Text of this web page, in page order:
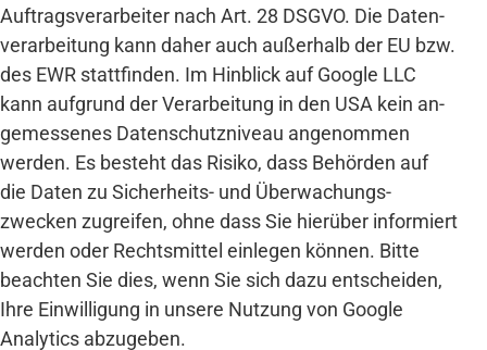
Auftrags­ver­arbeiter nach Art. 28 DSGVO. Die Daten­
ver­arbeitung kann daher auch außer­halb der EU bzw.
des EWR statt­finden. Im Hinblick auf Google LLC
kann auf­grund der Ver­arbeitung in den USA kein an­
ge­messenes Daten­schutz­niveau an­ge­nommen
werden. Es besteht das Risiko, dass Behörden auf
die Daten zu Sicher­heits- und Über­wachungs­
zwecken zugreifen, ohne dass Sie hierüber informiert
werden oder Rechts­mittel einlegen können. Bitte
beachten Sie dies, wenn Sie sich dazu ent­scheiden,
Ihre Ein­willigung in unsere Nutzung von Google
Analytics abzugeben.